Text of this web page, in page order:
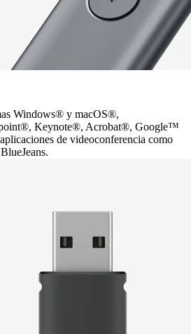
Windows® y macOS®,
Keynote®, Acrobat®, Google™
de videoconferencia como